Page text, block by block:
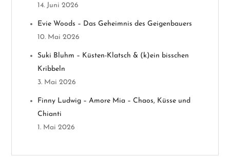
g
14. Juni 2026
Evie Woods – Das Geheimnis des Geigenbauers
10. Mai 2026
Suki Bluhm – Küsten-Klatsch & (k)ein bisschen
Kribbeln
3. Mai 2026
Finny Ludwig – Amore Mia – Chaos, Küsse und
Chianti
1. Mai 2026